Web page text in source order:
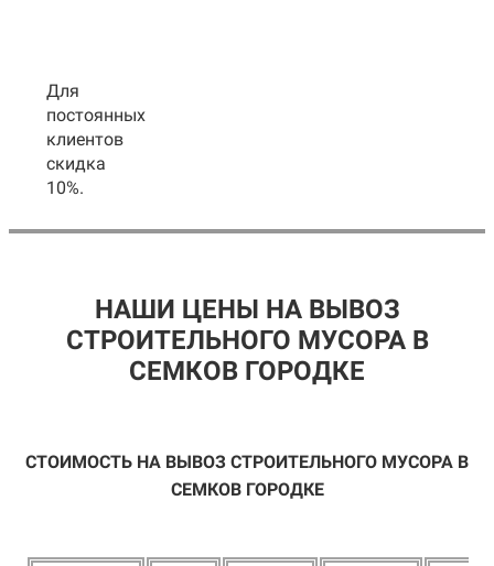
Для
постоянных
клиентов
скидка
10%.
НАШИ ЦЕНЫ НА ВЫВОЗ
СТРОИТЕЛЬНОГО МУСОРА В
СЕМКОВ ГОРОДКЕ
СТОИМОСТЬ НА ВЫВОЗ СТРОИТЕЛЬНОГО МУСОРА В
СЕМКОВ ГОРОДКЕ